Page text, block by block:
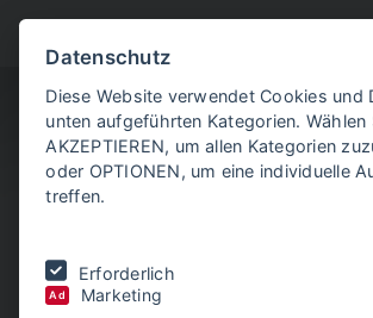
Zentralbankchef Warsh kann am Freitag antreten
Datenschutz
Diese Website verwendet Cookies und
unten aufgeführten Kategorien. Wählen
AKZEPTIEREN, um allen Kategorien
oder OPTIONEN, um eine individuelle
treffen.
Erforderlich
Ad Marketing